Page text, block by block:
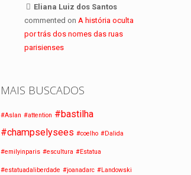
Eliana Luiz dos Santos
commented onA história oculta
por trás dos nomes das ruas
parisienses
MAIS BUSCADOS
#Aslan #attention #bastilha
#champselysees #coelho #Dalida
#emilyinparis #escultura #Estatua
#estatuadaliberdade #joanadarc #Landowski